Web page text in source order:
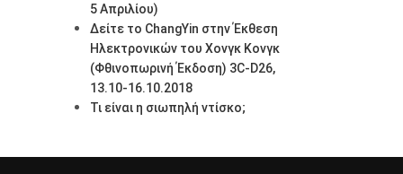
5 Απριλίου)
Δείτε το ChangYin στην Έκθεση
Ηλεκτρονικών του Χονγκ Κονγκ
(Φθινοπωρινή Έκδοση) 3C-D26,
13.10-16.10.2018
Τι είναι η σιωπηλή ντίσκο;